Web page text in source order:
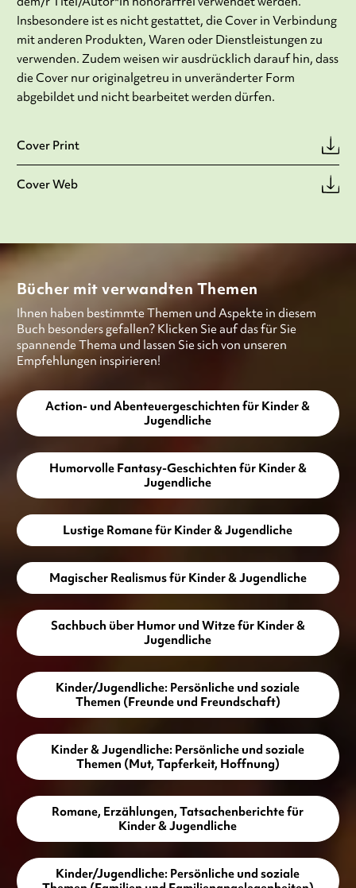
Insbesondere ist es nicht gestattet, die Cover in Verbindung
mit anderen Produkten, Waren oder Dienstleistungen zu
verwenden. Zudem weisen wir ausdrücklich darauf hin, dass
die Cover nur originalgetreu in unveränderter Form
abgebildet und nicht bearbeitet werden dürfen.
Cover Print
Cover Web
Bücher mit verwandten Themen
Ihnen haben bestimmte Themen und Aspekte in diesem
Buch besonders gefallen? Klicken Sie auf das für Sie
spannende Thema und lassen Sie sich von unseren
Empfehlungen inspirieren!
Action- und Abenteuergeschichten für Kinder &
Jugendliche
Humorvolle Fantasy-Geschichten für Kinder &
Jugendliche
Lustige Romane für Kinder & Jugendliche
Magischer Realismus für Kinder & Jugendliche
Sachbuch über Humor und Witze für Kinder &
Jugendliche
Kinder/Jugendliche: Persönliche und soziale
Themen (Freunde und Freundschaft)
Kinder & Jugendliche: Persönliche und soziale
Themen (Mut, Tapferkeit, Hoffnung)
Romane, Erzählungen, Tatsachenberichte für
Kinder & Jugendliche
Kinder/Jugendliche: Persönliche und soziale